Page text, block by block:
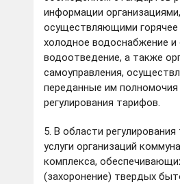
информации организациями,
осуществляющими горячее
холодное водоснабжение и
водоотведение, а также
самоуправления,
переданные им полномочия
регулирования тарифов.
5. В области
услуги организаций
комплекса,
(захоронение) твердых